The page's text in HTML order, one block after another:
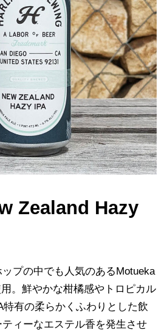
Zealand Hazy
プの中でも人気のあるMotueka
。鮮やかな柑橘感やトロピカル
有の柔らかくふわりとした飲
ィーなエステル香を発生させ